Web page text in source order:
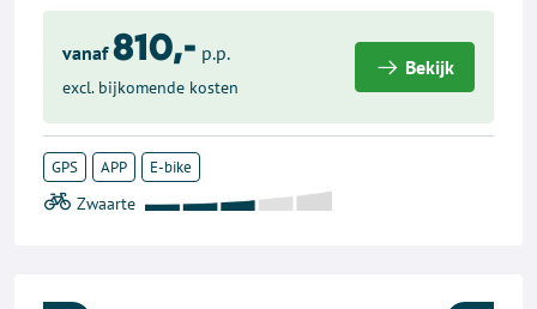
vanaf 810,- p.p.
excl. bijkomende kosten
Bekijk
GPS APP E-bike